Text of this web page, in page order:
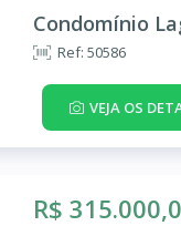
Condomínio
Ref: 50586
VEJA OS
R$